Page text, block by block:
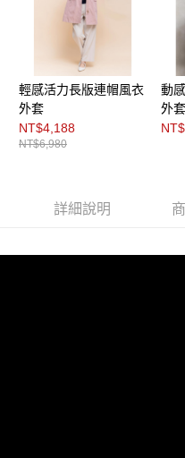
「AFTEE先享後付」，若未經同
４．使用「AFTEE先享後付」時
時審查核予不同之上限額度；若
請求用戶進行身份認證。
５．嚴禁一人註冊多個帳號或使
恩沛科技股份有限公司將有權停止
輕感活力長版連帽風衣
外套
NT$4,188
NT$6,980
動
外套
詳細說明